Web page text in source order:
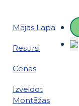
Mājas Lapa
Resursi
Cenas
Izveidot
Montāžas